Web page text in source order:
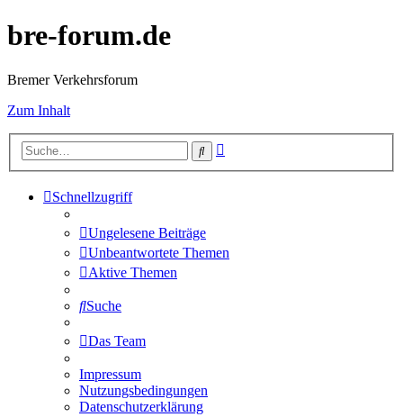
bre-forum.de
Bremer Verkehrsforum
Zum Inhalt
Suche
Schnellzugriff
Ungelesene Beiträge
Unbeantwortete Themen
Aktive Themen
Suche
Das Team
Impressum
Nutzungsbedingungen
Datenschutzerklärung